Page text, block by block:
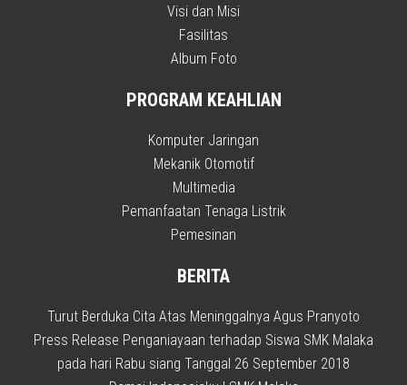
Visi dan Misi
Fasilitas
Album Foto
PROGRAM KEAHLIAN
Komputer Jaringan
Mekanik Otomotif
Multimedia
Pemanfaatan Tenaga Listrik
Pemesinan
BERITA
Turut Berduka Cita Atas Meninggalnya Agus Pranyoto
Press Release Penganiayaan terhadap Siswa SMK Malaka
pada hari Rabu siang Tanggal 26 September 2018